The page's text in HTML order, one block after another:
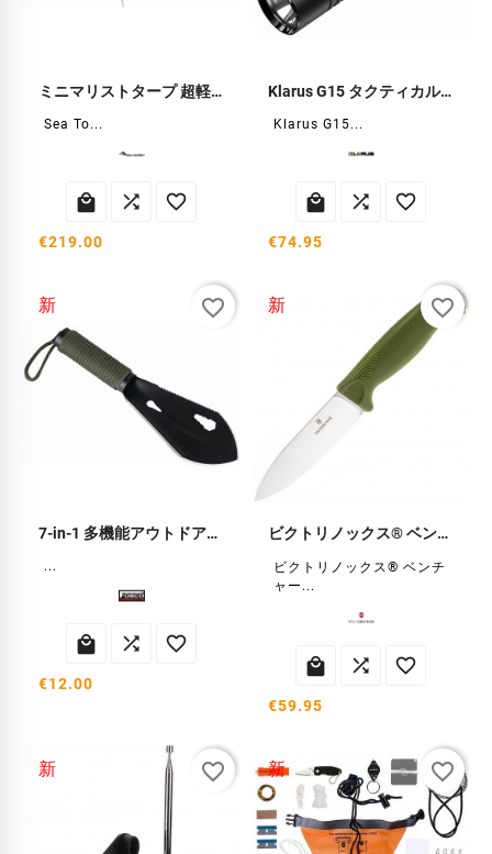
ミニマリストタープ 超軽量シェルター
Sea To...
  
€219.00
Klarus G15 タクティカルフラッシュライト 4200ルーメン
Klarus G15...
  
€74.95
新
7-in-1 多機能アウトドアシャベル
...
  
€12.00
favorite_border 新
ビクトリノックス® ベンチャー オリーブグリーン ナイフ
ビクトリノックス® ベンチ
ャー...
  
€59.95
favorite_border
新 favorite_border 新 favorite_border